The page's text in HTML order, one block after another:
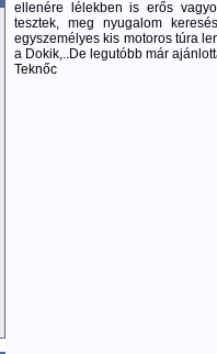
ellenére lélekben is erős
tesztek, meg nyugalom
egyszemélyes kis motoros túra
a Dokik,..De legutóbb már
Teknőc